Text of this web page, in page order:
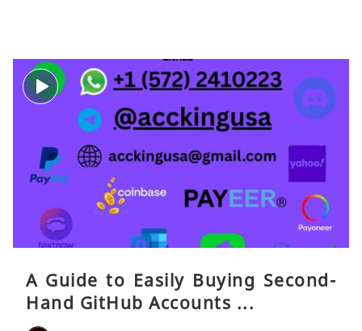
A Guide to Easily Buying Second-
Hand GitHub Accounts ...